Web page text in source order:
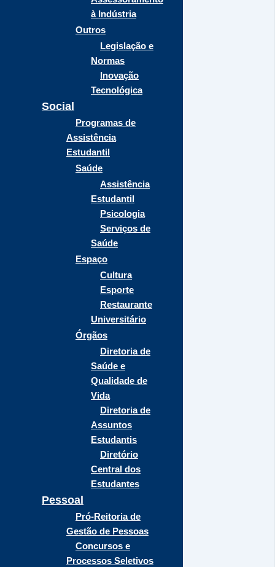
à Indústria
Outros
Legislação e
Normas
Inovação
Tecnológica
Social
Programas de
Assistência
Estudantil
Saúde
Assistência
Estudantil
Psicologia
Serviços de
Saúde
Espaço
Cultura
Esporte
Restaurante
Universitário
Órgãos
Diretoria de
Saúde e
Qualidade de
Vida
Diretoria de
Assuntos
Estudantis
Diretório
Central dos
Estudantes
Pessoal
Pró-Reitoria de
Gestão de Pessoas
Concursos e
Processos Seletivos